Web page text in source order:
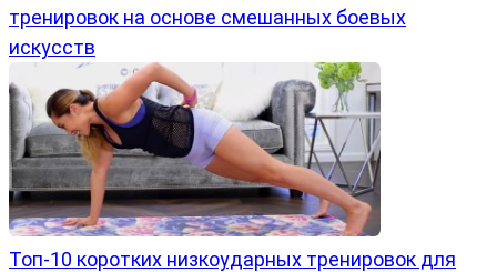
тренировок на основе смешанных боевых
искусств
Топ-10 коротких низкоударных тренировок для